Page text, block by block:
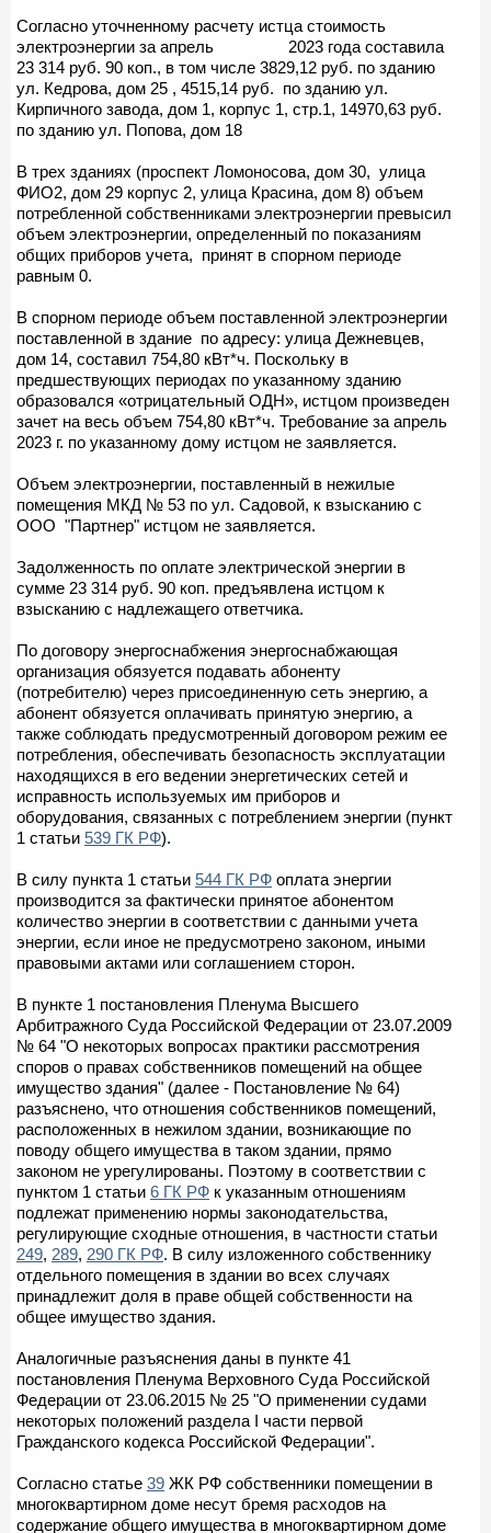
Согласно уточненному расчету истца стоимость
электроэнергии за апрель 2023 года составила
23 314 руб. 90 коп., в том числе 3829,12 руб. по зданию
ул. Кедрова, дом 25 , 4515,14 руб. по зданию ул.
Кирпичного завода, дом 1, корпус 1, стр.1, 14970,63 руб.
по зданию ул. Попова, дом 18
В трех зданиях (проспект Ломоносова, дом 30, улица
ФИО2, дом 29 корпус 2, улица Красина, дом 8) объем
потребленной собственниками электроэнергии превысил
объем электроэнергии, определенный по показаниям
общих приборов учета, принят в спорном периоде
равным 0.
В спорном периоде объем поставленной электроэнергии
поставленной в здание по адресу: улица Дежневцев,
дом 14, составил 754,80 кВт*ч. Поскольку в
предшествующих периодах по указанному зданию
образовался «отрицательный ОДН», истцом произведен
зачет на весь объем 754,80 кВт*ч. Требование за апрель
2023 г. по указанному дому истцом не заявляется.
Объем электроэнергии, поставленный в нежилые
помещения МКД № 53 по ул. Садовой, к взысканию с
ООО "Партнер" истцом не заявляется.
Задолженность по оплате электрической энергии в
сумме 23 314 руб. 90 коп. предъявлена истцом к
взысканию с надлежащего ответчика.
По договору энергоснабжения энергоснабжающая
организация обязуется подавать абоненту
(потребителю) через присоединенную сеть энергию, а
абонент обязуется оплачивать принятую энергию, а
также соблюдать предусмотренный договором режим ее
потребления, обеспечивать безопасность эксплуатации
находящихся в его ведении энергетических сетей и
исправность используемых им приборов и
оборудования, связанных с потреблением энергии (пункт
1 статьи 539 ГК РФ).
В силу пункта 1 статьи 544 ГК РФ оплата энергии
производится за фактически принятое абонентом
количество энергии в соответствии с данными учета
энергии, если иное не предусмотрено законом, иными
правовыми актами или соглашением сторон.
В пункте 1 постановления Пленума Высшего
Арбитражного Суда Российской Федерации от 23.07.2009
№ 64 "О некоторых вопросах практики рассмотрения
споров о правах собственников помещений на общее
имущество здания" (далее - Постановление № 64)
разъяснено, что отношения собственников помещений,
расположенных в нежилом здании, возникающие по
поводу общего имущества в таком здании, прямо
законом не урегулированы. Поэтому в соответствии с
пунктом 1 статьи 6 ГК РФ к указанным отношениям
подлежат применению нормы законодательства,
регулирующие сходные отношения, в частности статьи
249, 289, 290 ГК РФ. В силу изложенного собственнику
отдельного помещения в здании во всех случаях
принадлежит доля в праве общей собственности на
общее имущество здания.
Аналогичные разъяснения даны в пункте 41
постановления Пленума Верховного Суда Российской
Федерации от 23.06.2015 № 25 "О применении судами
некоторых положений раздела I части первой
Гражданского кодекса Российской Федерации".
Согласно статье 39 ЖК РФ собственники помещении в
многоквартирном доме несут бремя расходов на
содержание общего имущества в многоквартирном доме